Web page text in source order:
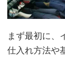
まず最初に、
仕入れ方法や